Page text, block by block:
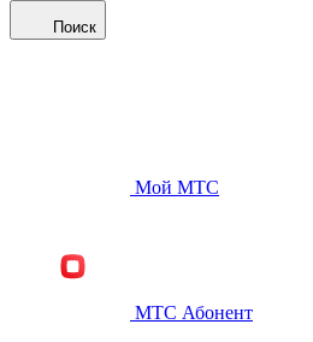
Поиск
Мой МТС
МТС Абонент